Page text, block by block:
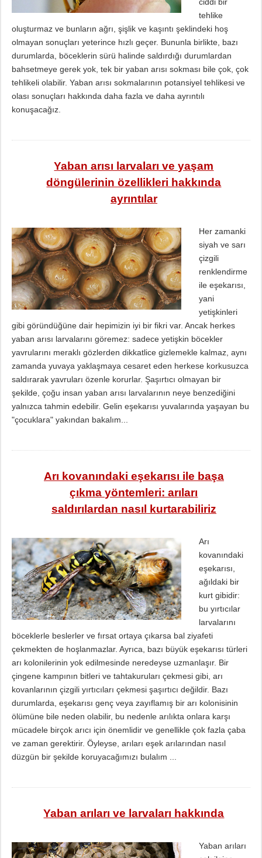
tehlike
oluşturmaz ve bunların ağrı, şişlik ve kaşıntı şeklindeki hoş
olmayan sonuçları yeterince hızlı geçer. Bununla birlikte, bazı
durumlarda, böceklerin sürü halinde saldırdığı durumlardan
bahsetmeye gerek yok, tek bir yaban arısı sokması bile çok, çok
tehlikeli olabilir. Yaban arısı sokmalarının potansiyel tehlikesi ve
olası sonuçları hakkında daha fazla ve daha ayrıntılı
konuşacağız.
Yaban arısı larvaları ve yaşam
döngülerinin özellikleri hakkında
ayrıntılar
Her zamanki
siyah ve sarı
çizgili
renklendirme
ile eşekarısı,
yani
yetişkinleri
gibi göründüğüne dair hepimizin iyi bir fikri var. Ancak herkes
yaban arısı larvalarını göremez: sadece yetişkin böcekler
yavrularını meraklı gözlerden dikkatlice gizlemekle kalmaz, aynı
zamanda yuvaya yaklaşmaya cesaret eden herkese korkusuzca
saldırarak yavruları özenle korurlar. Şaşırtıcı olmayan bir
şekilde, çoğu insan yaban arısı larvalarının neye benzediğini
yalnızca tahmin edebilir. Gelin eşekarısı yuvalarında yaşayan bu
"çocuklara" yakından bakalım...
Arı kovanındaki eşekarısı ile başa
çıkma yöntemleri: arıları
saldırılardan nasıl kurtarabiliriz
Arı
kovanındaki
eşekarısı,
ağıldaki bir
kurt gibidir:
bu yırtıcılar
larvalarını
böceklerle beslerler ve fırsat ortaya çıkarsa bal ziyafeti
çekmekten de hoşlanmazlar. Ayrıca, bazı büyük eşekarısı türleri
arı kolonilerinin yok edilmesinde neredeyse uzmanlaşır. Bir
çingene kampının bitleri ve tahtakuruları çekmesi gibi, arı
kovanlarının çizgili yırtıcıları çekmesi şaşırtıcı değildir. Bazı
durumlarda, eşekarısı genç veya zayıflamış bir arı kolonisinin
ölümüne bile neden olabilir, bu nedenle arılıkta onlara karşı
mücadele birçok arıcı için önemlidir ve genellikle çok fazla çaba
ve zaman gerektirir. Öyleyse, arıları eşek arılarından nasıl
düzgün bir şekilde koruyacağımızı bulalım ...
Yaban arıları ve larvaları hakkında
Yaban arıları